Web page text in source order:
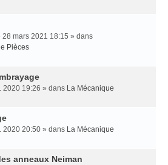
28 mars 2021 18:15 » dans
Pièces
2020 19:26 » dans La Mécanique
2020 20:50 » dans La Mécanique
anneaux Neiman